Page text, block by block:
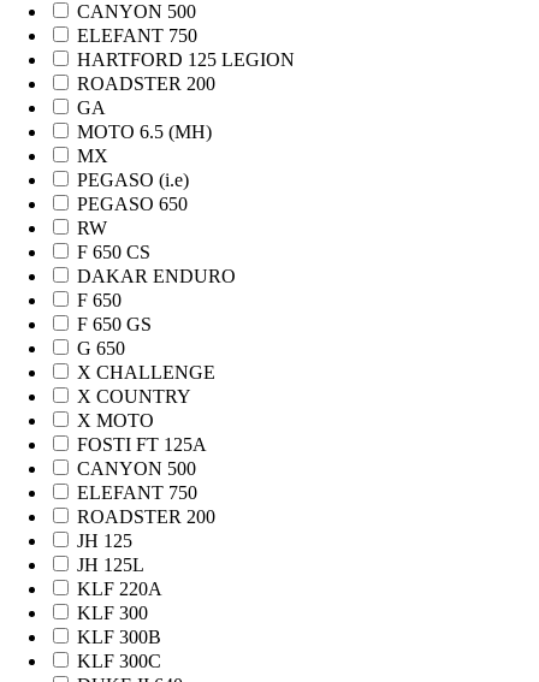
CANYON 500
ELEFANT 750
HARTFORD 125 LEGION
ROADSTER 200
GA
MOTO 6.5 (MH)
MX
PEGASO (i.e)
PEGASO 650
RW
F 650 CS
DAKAR ENDURO
F 650
F 650 GS
G 650
X CHALLENGE
X COUNTRY
X MOTO
FOSTI FT 125A
CANYON 500
ELEFANT 750
ROADSTER 200
JH 125
JH 125L
KLF 220A
KLF 300
KLF 300B
KLF 300C